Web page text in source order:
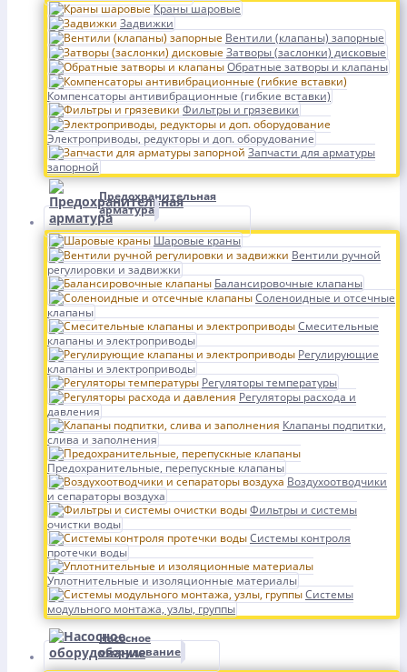
Краны шаровые
Задвижки
Вентили (клапаны) запорные
Затворы (заслонки) дисковые
Обратные затворы и клапаны
Компенсаторы антивибрационные (гибкие вставки)
Фильтры и грязевики
Электроприводы, редукторы и доп. оборудование
Запчасти для арматуры
запорной
Предохранительная
арматура
Шаровые краны
Вентили ручной
регулировки и задвижки
Балансировочные клапаны
Соленоидные и отсечные
клапаны
Смесительные
клапаны и электроприводы
Регулирующие
клапаны и электроприводы
Регуляторы температуры
Регуляторы расхода и
давления
Клапаны подпитки,
слива и заполнения
Предохранительные, перепускные клапаны
Воздухоотводчики
и сепараторы воздуха
Фильтры и системы
очистки воды
Системы контроля
протечки воды
Уплотнительные и изоляционные материалы
Системы
модульного монтажа, узлы, группы
Насосное
оборудование